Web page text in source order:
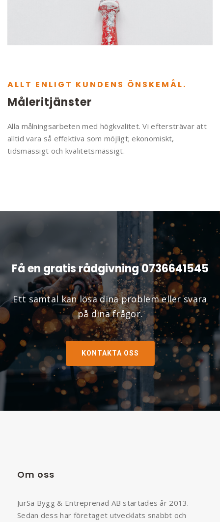
ALLT ENLIGT KUNDENS ÖNSKEMÅL.
Måleritjänster
Alla målningsarbeten med högkvalitet. Vi eftersträvar att
alltid vara så effektiva som möjligt; ekonomiskt,
tidsmässigt och kvalitetsmässigt.
Få en gratis rådgivning 0736641545
Ett samtal kan lösa dina problem eller svara
på dina frågor.
KONTAKTA OSS
Om oss
JurSa Bygg & Entreprenad AB startades år 2013.
Sedan dess har företaget utvecklats snabbt och